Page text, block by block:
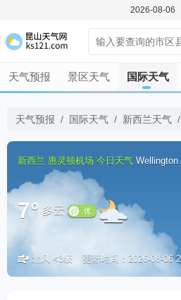
2026-08-06
天气预报 景区天气 国际天气
天气预报 / 国际天气 / 新西兰天气 /
新西兰 惠灵顿机场 今日天气 Wellington
7° 多云
北风 <3级 更新时间：2026-08-06